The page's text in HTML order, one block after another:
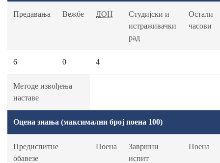
Предавања Вежбе ДОН
Студијски и
истраживачки
рад
Остали
часови
6 0 4
Методе извођења
наставе
Оцена знања (максимални број поена 100)
Предиспитне
обавезе
Поена
Завршни
испит
Поена